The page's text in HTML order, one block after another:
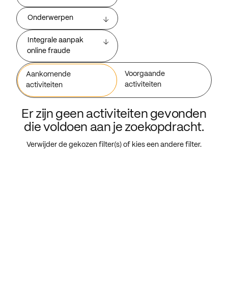
Onderwerpen
Integrale aanpak
online fraude
Aankomende
activiteiten
Voorgaande
activiteiten
Er zijn geen activiteiten gevonden
die voldoen aan je zoekopdracht.
Verwijder de gekozen filter(s) of kies een andere filter.